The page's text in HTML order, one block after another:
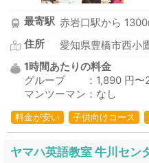
最寄駅 赤岩口駅から
住所
愛知県豊橋市西小
1時間あたりの料金
グループ ：1,890 円〜
マンツーマン：なし
料金が安い 子供向けコース
ヤマハ英語教室 牛川セン